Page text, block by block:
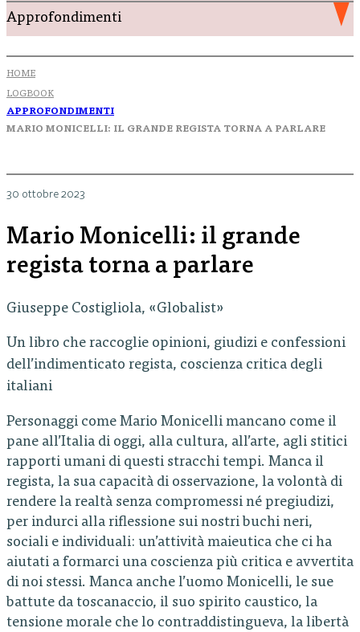
Approfondimenti
HOME
LOGBOOK
APPROFONDIMENTI
MARIO MONICELLI: IL GRANDE REGISTA TORNA A PARLARE
30 ottobre 2023
Mario Monicelli: il grande
regista torna a parlare
Giuseppe Costigliola, «Globalist»
Un libro che raccoglie opinioni, giudizi e confessioni
dell’indimenticato regista, coscienza critica degli
italiani
Personaggi come Mario Monicelli mancano come il
pane all’Italia di oggi, alla cultura, all’arte, agli stitici
rapporti umani di questi stracchi tempi. Manca il
regista, la sua capacità di osservazione, la volontà di
rendere la realtà senza compromessi né pregiudizi,
per indurci alla riflessione sui nostri buchi neri,
sociali e individuali: un’attività maieutica che ci ha
aiutati a formarci una coscienza più critica e avvertita
di noi stessi. Manca anche l’uomo Monicelli, le sue
battute da toscanaccio, il suo spirito caustico, la
tensione morale che lo contraddistingueva, la libertà